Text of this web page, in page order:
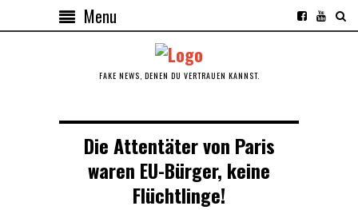
Menu
FAKE NEWS, DENEN DU VERTRAUEN KANNST.
Die Attentäter von Paris
waren EU-Bürger, keine
Flüchtlinge!